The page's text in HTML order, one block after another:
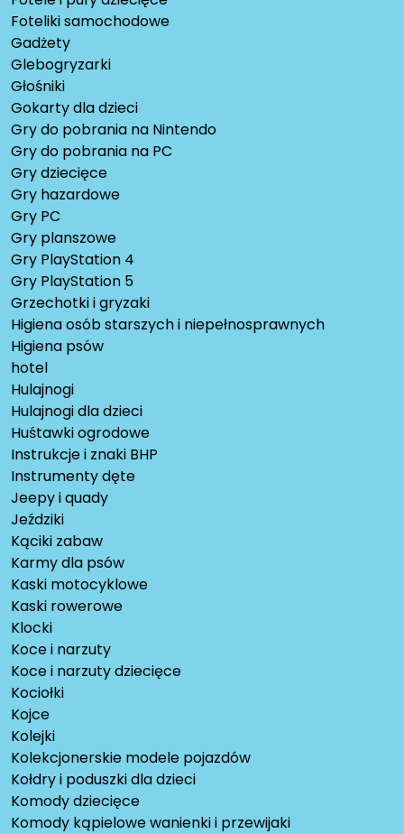
Foteliki samochodowe
Gadżety
Glebogryzarki
Głośniki
Gokarty dla dzieci
Gry do pobrania na Nintendo
Gry do pobrania na PC
Gry dziecięce
Gry hazardowe
Gry PC
Gry planszowe
Gry PlayStation 4
Gry PlayStation 5
Grzechotki i gryzaki
Higiena osób starszych i niepełnosprawnych
Higiena psów
hotel
Hulajnogi
Hulajnogi dla dzieci
Huśtawki ogrodowe
Instrukcje i znaki BHP
Instrumenty dęte
Jeepy i quady
Jeździki
Kąciki zabaw
Karmy dla psów
Kaski motocyklowe
Kaski rowerowe
Klocki
Koce i narzuty
Koce i narzuty dziecięce
Kociołki
Kojce
Kolejki
Kolekcjonerskie modele pojazdów
Kołdry i poduszki dla dzieci
Komody dziecięce
Komody kąpielowe wanienki i przewijaki